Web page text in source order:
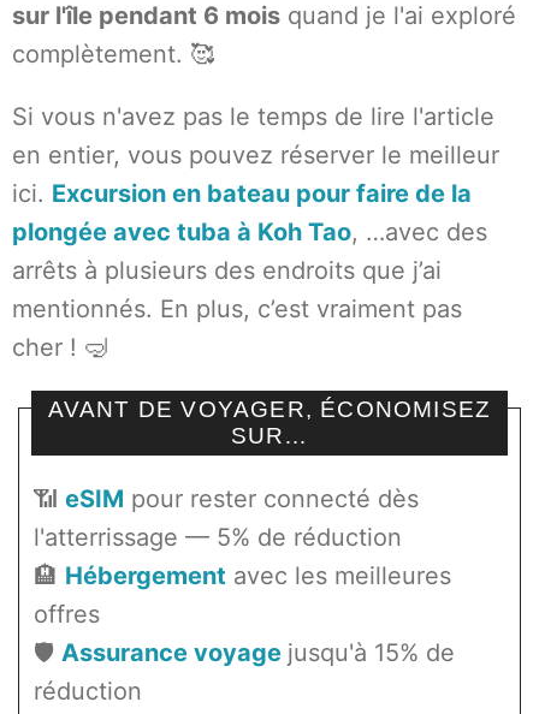
sur l'île pendant 6 mois quand je l'ai exploré
complètement. 🥰
Si vous n'avez pas le temps de lire l'article
en entier, vous pouvez réserver le meilleur
ici. Excursion en bateau pour faire de la
plongée avec tuba à Koh Tao, …avec des
arrêts à plusieurs des endroits que j’ai
mentionnés. En plus, c’est vraiment pas
cher ! 🤿
AVANT DE VOYAGER, ÉCONOMISEZ
SUR…
📶 eSIM pour rester connecté dès
l'atterrissage — 5% de réduction
🏨 Hébergement avec les meilleures
offres
🛡️ Assurance voyage jusqu'à 15% de
réduction